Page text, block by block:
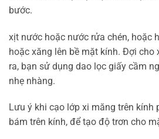
bước.
xịt nước hoặc nước rửa chén, hoặc
hoặc xăng lên bề mặt kính. Đợi cho
ra, bạn sử dụng dao lọc giấy cầm
nhẹ nhàng.
Lưu ý khi cạo lớp xi măng trên kính
bám trên kính, để tạo độ trơn cho